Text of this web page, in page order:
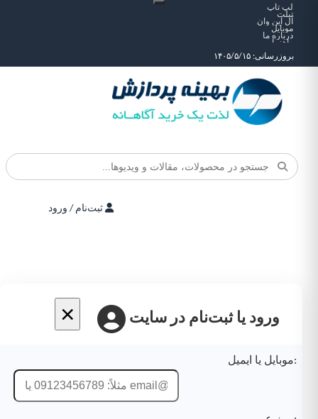
لپ تاپ
تبلت
آل این وان
موبایل
درباره ما
راهنما
بروزرسانی: ۱۴۰۵/۵/۱۵
ثبت‌نام / ورود
× ورود یا ثبت‌نام در سایت
موبایل یا ایمیل: